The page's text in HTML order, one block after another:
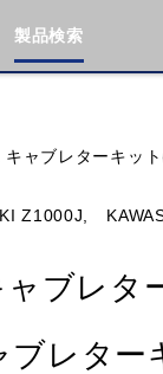
製品検索
ャブレターキッ
Z1000J,
ブレタ
ブレター